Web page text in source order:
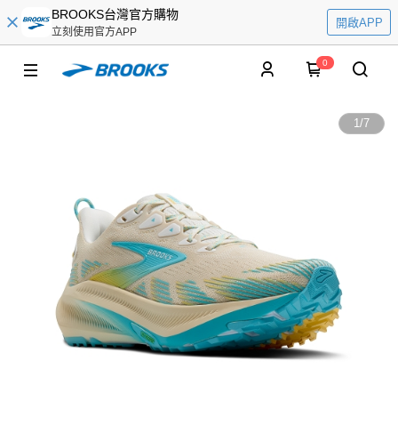
BROOKS台灣官方購物
立刻使用官方APP
開啟APP
0
1/7